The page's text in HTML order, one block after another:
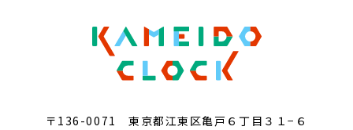
〒136-0071 東京都江東区亀戸６丁目３１−６